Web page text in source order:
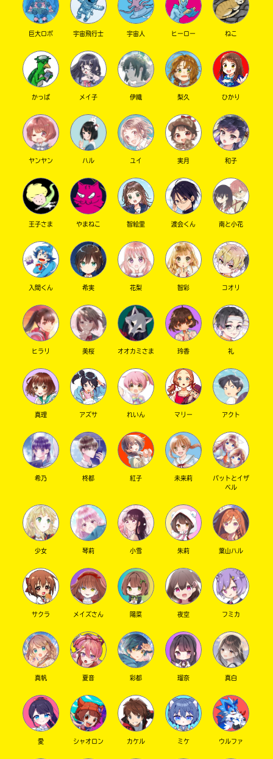
私絶対帰りたくない！！！！！！！
から、今日はいっそのこと休んじゃえ〜！っ
て。
今は休んで本当に良かったぁって思ってるよ！
（実際鼻水垂れ垂れなんだよね。みんなに見ら
れなくて良かった…）
次の言葉はある本を略している。
本当の本の名前は何か？
③星ねが
④レッド
⑤ティアムーン
まあ、今回のは簡単じゃない？
全問正解目指して、頑張ってくださ〜い！
ではでは返信！
イベじつメンバーへ
10月のイベントは「キミノインタビュー─気に
なるあの子にインタビュー─」
した！
キミノインタビューについて詳細を作りまし
た。
［キミノインタビュー─気になるあの子にイン
タビュー─］
やり方
①最初の期間内にキミノマチのみんなに誰に何
注意・プライバシーとか考えること。
②次の期間内にイベじつメンバーが集まった内
容を元に、
質問の対象となった人に聞く。
投稿する。
（もしできたら↓）
④その投稿の1週間後に「〇〇さんについて君は
正解した人はその人のことを良く知ってるで
賞！
みたいな感じでどうでしょうか？
イベじつメンバーの他のみんなの意見も欲しい
から、
じゃんじゃん言ってね！
巨大ロボ 宇宙飛行士 宇宙人 ヒーロー ねこ
かっぱ メイ子 伊織 梨久 ひかり
ヤンヤン ハル ユイ 実月 和子
王子さま やまねこ 智絵里 渡会くん 南と小花
入間くん 希実 花梨 智彩 コオリ
ヒラリ 美桜 オオカミさま 玲香 礼
真理 アズサ れいん マリー アクト
希乃 柊都 紅子 未来莉
パットとイザ
ベル
少女 琴莉 小雪 朱莉 葉山ハル
サクラ メイズさん 陽菜 夜空 フミカ
真帆 夏音 彩都 瑠奈 真白
愛 シャオロン カケル ミケ ウルファ